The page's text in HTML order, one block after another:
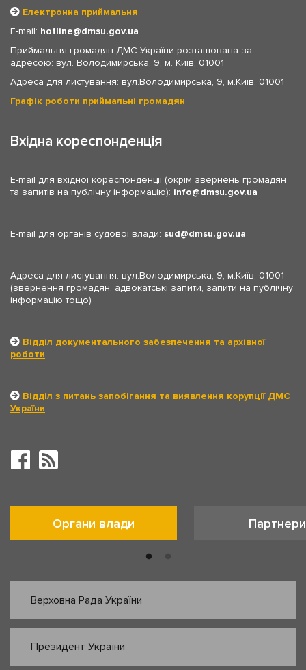
Електронна приймальня
E-mail: hotline
dmsu.gov.ua
Приймальня громадян ДМС України розташована за
адресою: вул. Володимирська, 9, м. Київ, 01001
Адреса для листування: вул.Володимирська, 9, м.Київ, 01001
Графік роботи приймальні громадян
Вхідна кореспонденція
E-mail для вхідної кореспонденції (окрім звернень громадян
та запитів на публічну інформацію): info dmsu.gov.ua
E-mail для органів судової влади: sud dmsu.gov.ua
Адреса для листування: вул.Володимирська, 9, м.Київ, 01001
(звернення громадян, адвокатські запити, запити на публічну
інформацію тощо)
Відділ документального забезпечення та архівної
роботи
Відділ з питань запобігання та виявлення корупції ДМС
України
Органи влади Партнери
Верховна Рада України
Президент України